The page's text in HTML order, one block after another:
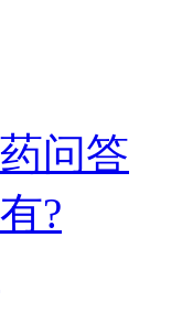
问答
?